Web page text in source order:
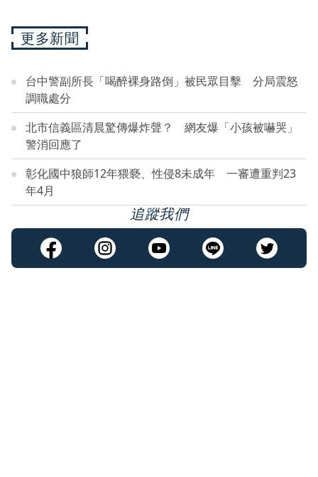
更多新聞
台中警副所長「喝醉裸身路倒」被民眾目擊 分局震怒
調職處分
北市信義區清晨驚傳爆炸聲？ 網友爆「小孩被嚇哭」
警消回應了
彰化國中狼師12年猥褻、性侵8未成年 一審遭重判23
年4月
追蹤我們